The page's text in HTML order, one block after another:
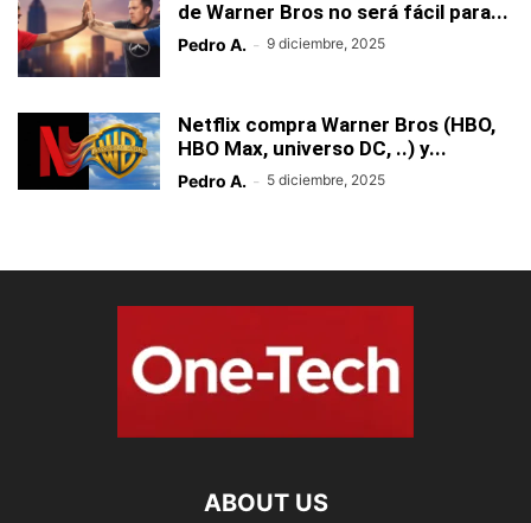
de Warner Bros no será fácil para...
Pedro A. - 9 diciembre, 2025
Netflix compra Warner Bros (HBO,
HBO Max, universo DC, ..) y...
Pedro A. - 5 diciembre, 2025
ABOUT US